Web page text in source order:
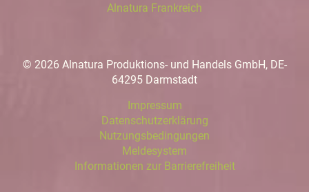
Alnatura Frankreich
© 2026 Alnatura Produktions- und Handels GmbH, DE-
64295 Darmstadt
Impressum
Datenschutzerklärung
Nutzungsbedingungen
Meldesystem
Informationen zur Barrierefreiheit